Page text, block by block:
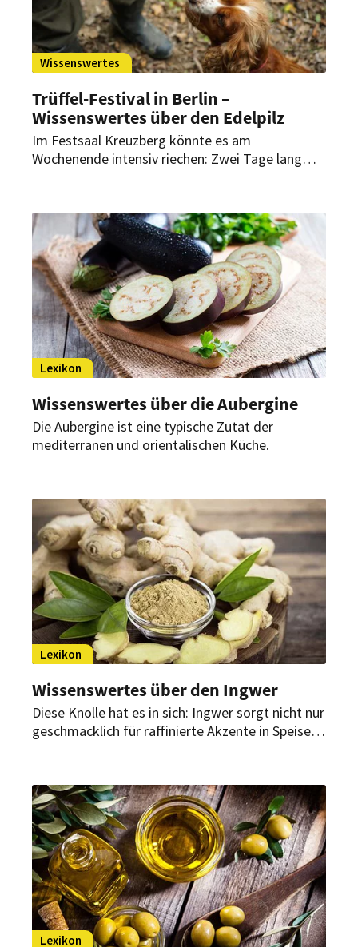
Wissenswertes
Trüffel-Festival in Berlin –
Wissenswertes über den Edelpilz
Im Festsaal Kreuzberg könnte es am
Wochenende intensiv riechen: Zwei Tage lang
wichtigsten Fakten über den edlen Pilz.
Lexikon
Wissenswertes über die Aubergine
Die Aubergine ist eine typische Zutat der
mediterranen und orientalischen Küche.
Lexikon
Wissenswertes über den Ingwer
Diese Knolle hat es in sich: Ingwer sorgt nicht nur
geschmacklich für raffinierte Akzente in Speisen
Lexikon